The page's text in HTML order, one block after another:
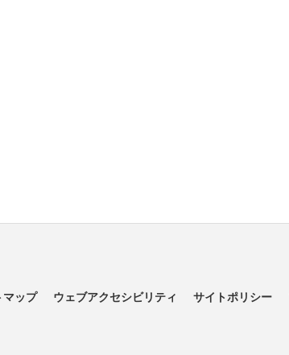
マップ ウェブアクセシビリティ サイトポリシー